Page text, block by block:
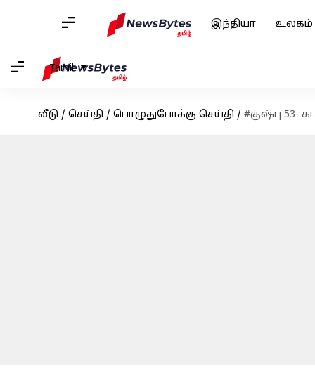
இந்தியா உலகம்
Tamil
வீடு / செய்தி / பொழுதுபோக்கு செய்தி / #குஷ்பு 53-